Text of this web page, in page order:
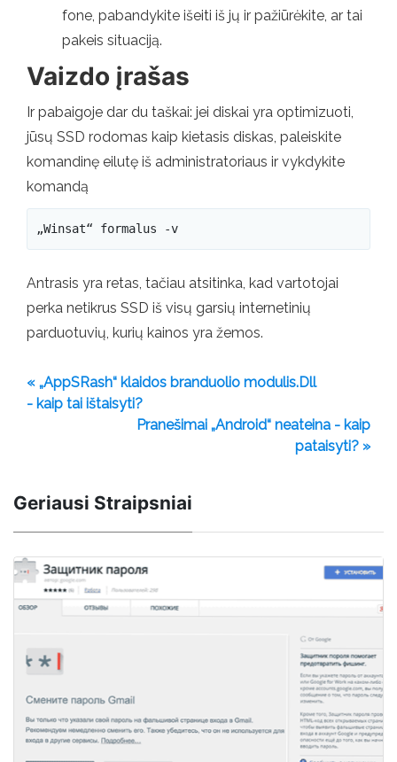
fone, pabandykite išeiti iš jų ir pažiūrėkite, ar tai
pakeis situaciją.
Vaizdo įrašas
Ir pabaigoje dar du taškai: jei diskai yra optimizuoti,
jūsų SSD rodomas kaip kietasis diskas, paleiskite
komandinę eilutę iš administratoriaus ir vykdykite
komandą
„Winsat“ formalus -v
Antrasis yra retas, tačiau atsitinka, kad vartotojai
perka netikrus SSD iš visų garsių internetinių
parduotuvių, kurių kainos yra žemos.
« „AppSRash“ klaidos branduolio modulis.Dll
- kaip tai ištaisyti?
Pranešimai „Android“ neateina - kaip
pataisyti? »
Geriausi Straipsniai